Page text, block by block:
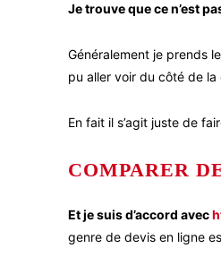
Je trouve que ce n’est
Généralement je prends
pu aller voir du côté de la
En fait il s’agit juste de
COMPARER
Et je suis d’accord avec
genre de devis en ligne